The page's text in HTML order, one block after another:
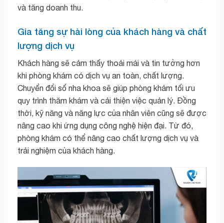
và tăng doanh thu.
Gia tăng sự hài lòng của khách hàng và chất
lượng dịch vụ
Khách hàng sẽ cảm thấy thoải mái và tin tưởng hơn
khi phòng khám có dịch vụ an toàn, chất lượng.
Chuyển đổi số nha khoa sẽ giúp phòng khám tối ưu
quy trình thăm khám và cải thiện việc quản lý. Đồng
thời, kỹ năng và năng lực của nhân viên cũng sẽ được
nâng cao khi ứng dụng công nghệ hiện đại. Từ đó,
phòng khám có thể nâng cao chất lượng dịch vụ và
trải nghiệm của khách hàng.